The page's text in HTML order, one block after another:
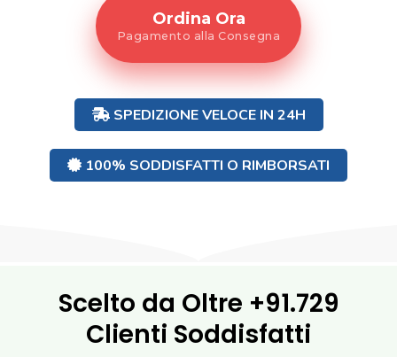
Ordina Ora
Pagamento alla Consegna
SPEDIZIONE VELOCE IN 24H
100% SODDISFATTI O RIMBORSATI
Scelto da Oltre +91.729
Clienti Soddisfatti